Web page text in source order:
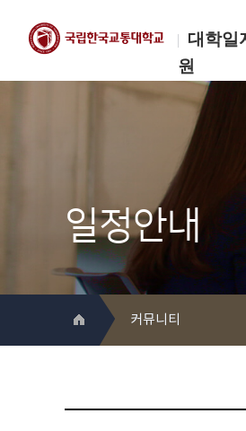
대학일
원
한국교통대학교
대학일자리개발
일정안내
커뮤니티
취업성공지원과